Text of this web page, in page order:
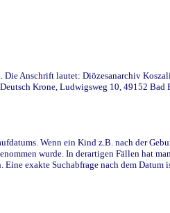
Anschrift lautet: Diözesanarchiv
Krone, Ludwigsweg 10, 49152
Wenn ein Kind z.B. nach der
wurde. In derartigen Fällen hat
exakte Suchabfrage nach dem